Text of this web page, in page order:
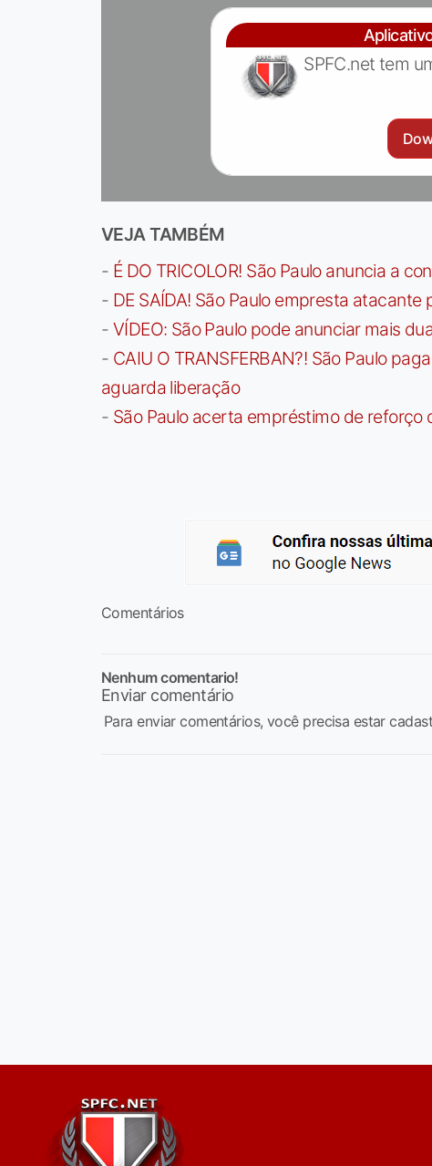
SPFC.net tem
VEJA TAMBÉM
- É DO TRICOLOR! São Paulo anuncia a
- DE SAÍDA! São Paulo empresta atacante
- VÍDEO: São Paulo pode anunciar mais
- CAIU O TRANSFERBAN?! São Paulo
aguarda liberação
- São Paulo acerta empréstimo de
Comentários
Nenhum comentario!
Enviar comentário
Para enviar comentários, você precisa estar